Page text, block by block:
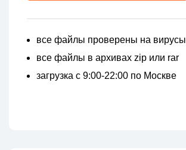
все файлы проверены на вирусы
все файлы в архивах zip или rar
загрузка с 9:00-22:00 по Москве